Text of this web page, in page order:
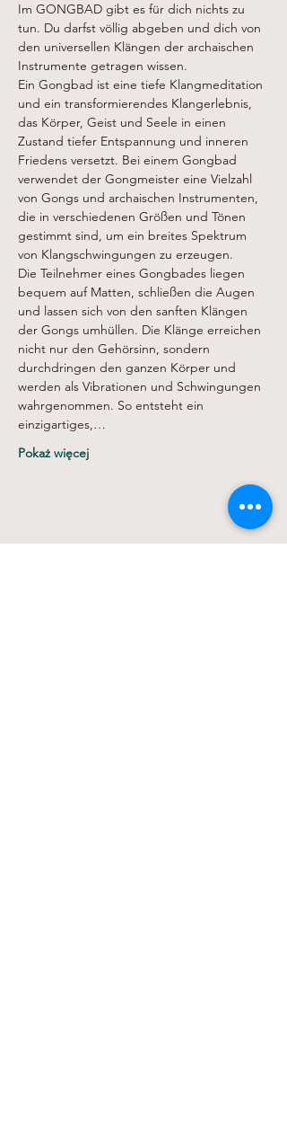
Im GONGBAD gibt es für dich nichts zu
tun. Du darfst völlig abgeben und dich von
den universellen Klängen der archaischen
Instrumente getragen wissen.
Ein Gongbad ist eine tiefe Klangmeditation
und ein transformierendes Klangerlebnis,
das Körper, Geist und Seele in einen
Zustand tiefer Entspannung und inneren
Friedens versetzt. Bei einem Gongbad
verwendet der Gongmeister eine Vielzahl
von Gongs und archaischen Instrumenten,
die in verschiedenen Größen und Tönen
gestimmt sind, um ein breites Spektrum
von Klangschwingungen zu erzeugen.
Die Teilnehmer eines Gongbades liegen
bequem auf Matten, schließen die Augen
und lassen sich von den sanften Klängen
der Gongs umhüllen. Die Klänge erreichen
nicht nur den Gehörsinn, sondern
durchdringen den ganzen Körper und
werden als Vibrationen und Schwingungen
wahrgenommen. So entsteht ein
einzigartiges,…
Pokaż więcej